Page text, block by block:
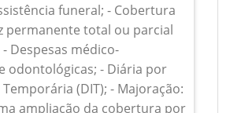
funeral; - Cobertura
permanente total ou parcial
Despesas médico-
odontológicas; - Diária por
(DIT); - Majoração:
ampliação da cobertura por